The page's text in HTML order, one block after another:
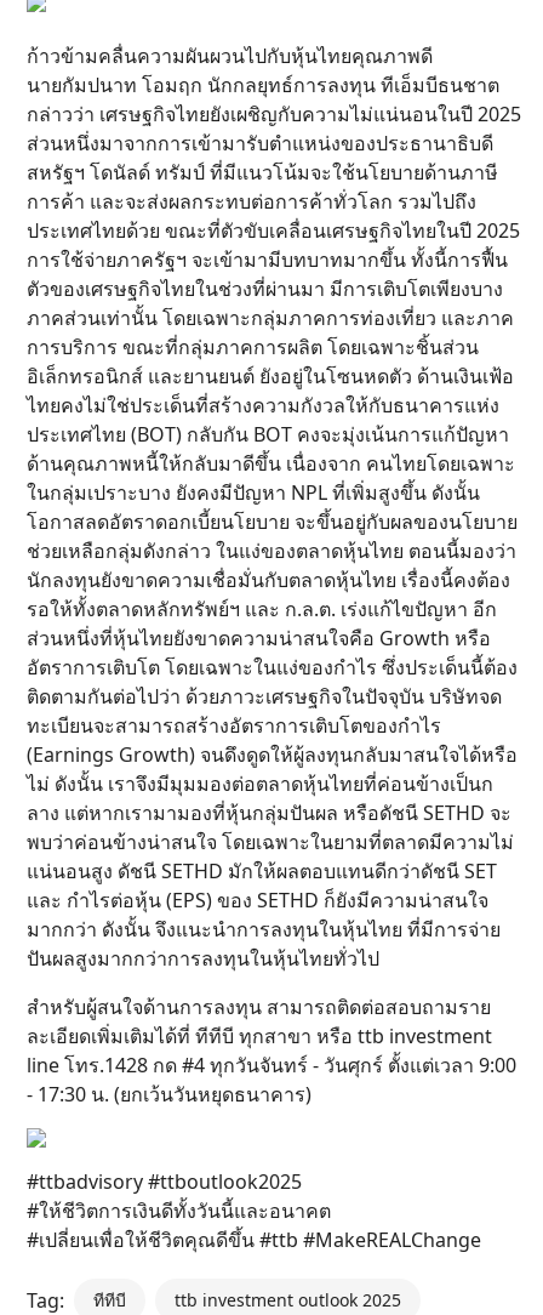
ก้าวข้ามคลื่นความผันผวนไปกับหุ้นไทยคุณภาพดี
นายกัมปนาท โอมฤก นักกลยุทธ์การลงทุน ทีเอ็มบีธนชาต
กล่าวว่า เศรษฐกิจไทยยังเผชิญกับความไม่แน่นอนในปี 2025
ส่วนหนึ่งมาจากการเข้ามารับตำแหน่งของประธานาธิบดี
สหรัฐฯ โดนัลด์ ทรัมป์ ที่มีแนวโน้มจะใช้นโยบายด้านภาษี
การค้า และจะส่งผลกระทบต่อการค้าทั่วโลก รวมไปถึง
ประเทศไทยด้วย ขณะที่ตัวขับเคลื่อนเศรษฐกิจไทยในปี 2025
การใช้จ่ายภาครัฐฯ จะเข้ามามีบทบาทมากขึ้น ทั้งนี้การฟื้น
ตัวของเศรษฐกิจไทยในช่วงที่ผ่านมา มีการเติบโตเพียงบาง
ภาคส่วนเท่านั้น โดยเฉพาะกลุ่มภาคการท่องเที่ยว และภาค
การบริการ ขณะที่กลุ่มภาคการผลิต โดยเฉพาะชิ้นส่วน
อิเล็กทรอนิกส์ และยานยนต์ ยังอยู่ในโซนหดตัว ด้านเงินเฟ้อ
ไทยคงไม่ใช่ประเด็นที่สร้างความกังวลให้กับธนาคารแห่ง
ประเทศไทย (BOT) กลับกัน BOT คงจะมุ่งเน้นการแก้ปัญหา
ด้านคุณภาพหนี้ให้กลับมาดีขึ้น เนื่องจาก คนไทยโดยเฉพาะ
ในกลุ่มเปราะบาง ยังคงมีปัญหา NPL ที่เพิ่มสูงขึ้น ดังนั้น
โอกาสลดอัตราดอกเบี้ยนโยบาย จะขึ้นอยู่กับผลของนโยบาย
ช่วยเหลือกลุ่มดังกล่าว ในแง่ของตลาดหุ้นไทย ตอนนี้มองว่า
นักลงทุนยังขาดความเชื่อมั่นกับตลาดหุ้นไทย เรื่องนี้คงต้อง
รอให้ทั้งตลาดหลักทรัพย์ฯ และ ก.ล.ต. เร่งแก้ไขปัญหา อีก
ส่วนหนึ่งที่หุ้นไทยยังขาดความน่าสนใจคือ Growth หรือ
อัตราการเติบโต โดยเฉพาะในแง่ของกำไร ซึ่งประเด็นนี้ต้อง
ติดตามกันต่อไปว่า ด้วยภาวะเศรษฐกิจในปัจจุบัน บริษัทจด
ทะเบียนจะสามารถสร้างอัตราการเติบโตของกำไร
(Earnings Growth) จนดึงดูดให้ผู้ลงทุนกลับมาสนใจได้หรือ
ไม่ ดังนั้น เราจึงมีมุมมองต่อตลาดหุ้นไทยที่ค่อนข้างเป็นก
ลาง แต่หากเรามามองที่หุ้นกลุ่มปันผล หรือดัชนี SETHD จะ
พบว่าค่อนข้างน่าสนใจ โดยเฉพาะในยามที่ตลาดมีความไม่
แน่นอนสูง ดัชนี SETHD มักให้ผลตอบแทนดีกว่าดัชนี SET
และ กำไรต่อหุ้น (EPS) ของ SETHD ก็ยังมีความน่าสนใจ
มากกว่า ดังนั้น จึงแนะนำการลงทุนในหุ้นไทย ที่มีการจ่าย
ปันผลสูงมากกว่าการลงทุนในหุ้นไทยทั่วไป
สำหรับผู้สนใจด้านการลงทุน สามารถติดต่อสอบถามราย
ละเอียดเพิ่มเติมได้ที่ ทีทีบี ทุกสาขา หรือ ttb investment
line โทร.1428 กด #4 ทุกวันจันทร์ - วันศุกร์ ตั้งแต่เวลา 9:00
- 17:30 น. (ยกเว้นวันหยุดธนาคาร)
#ttbadvisory #ttboutlook2025
#ให้ชีวิตการเงินดีทั้งวันนี้และอนาคต
#เปลี่ยนเพื่อให้ชีวิตคุณดีขึ้น #ttb #MakeREALChange
Tag: ทีทีบี ttb investment outlook 2025